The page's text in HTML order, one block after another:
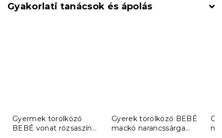
Gyakorlati tanácsok és ápolás
Gyermek törölköző
BEBÉ vonat rózsaszín
Gyerek törölköző BEBÉ
mackó narancssárga